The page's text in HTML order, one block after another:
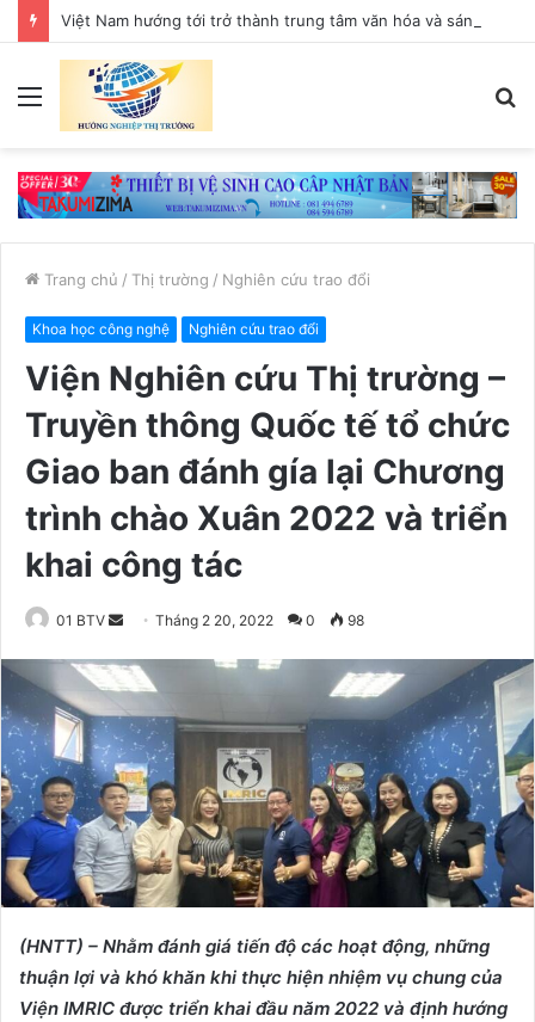
Trang chủ / Thị trường / Nghiên cứu trao đổi
Khoa học công nghệ Nghiên cứu trao đổi
Viện Nghiên cứu Thị trường –
Truyền thông Quốc tế tổ chức
Giao ban đánh gía lại Chương
trình chào Xuân 2022 và triển
khai công tác
01 BTV
n
e
m
a
i
l
Tháng 2 20, 2022 0 98
(HNTT) – Nhằm đánh giá tiến độ các hoạt động, những
thuận lợi và khó khăn khi thực hiện nhiệm vụ chung của
Viện IMRIC được triển khai đầu năm 2022 và định hướng